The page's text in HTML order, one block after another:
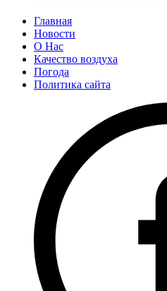
Главная
Новости
О Нас
Качество воздуха
Погода
Политика сайта